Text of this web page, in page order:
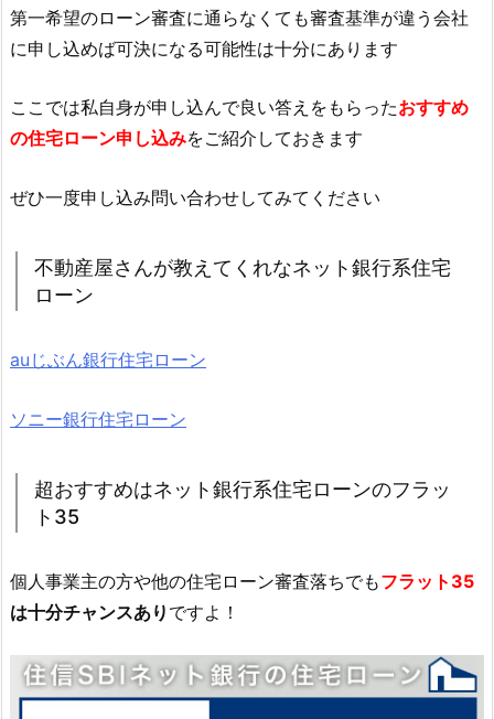
第一希望のローン審査に通らなくても審査基準が違う会社
に申し込めば可決になる可能性は十分にあります
ここでは私自身が申し込んで良い答えをもらったおすすめ
の住宅ローン申し込みをご紹介しておきます
ぜひ一度申し込み問い合わせしてみてください
不動産屋さんが教えてくれなネット銀行系住宅
ローン
auじぶん銀行住宅ローン
ソニー銀行住宅ローン
超おすすめはネット銀行系住宅ローンのフラッ
ト35
個人事業主の方や他の住宅ローン審査落ちでもフラット35
は十分チャンスあり ですよ！